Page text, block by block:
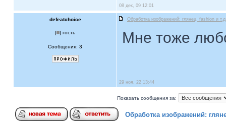
08 дек, 09 12:01
defeatchoice Обработка изображений: глянец, fashion и
[ ] гость
Сообщения: 3
Мне тоже
29 ноя, 22 13:44
Показать сообщения за:
Обработка изображений: